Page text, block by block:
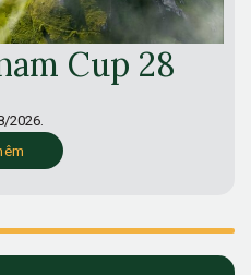
Cup 28
2026.